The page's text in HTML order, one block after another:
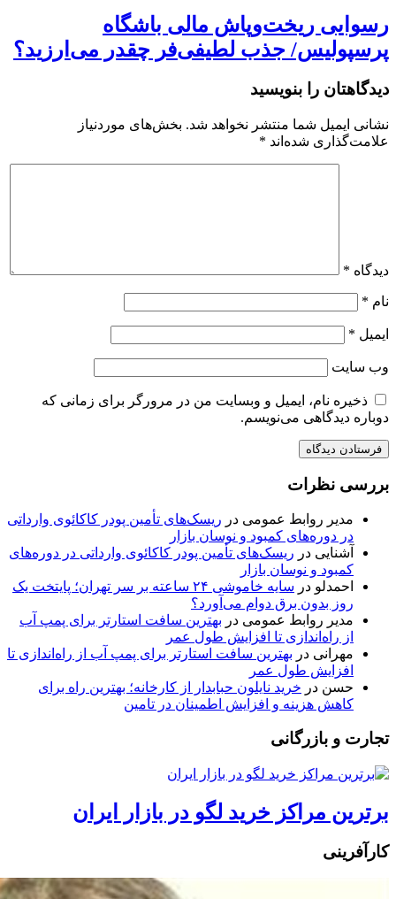
رسوایی ریخت‌وپاش مالی باشگاه
پرسپولیس/ جذب لطیفی‌فر چقدر می‌ارزید؟
دیدگاهتان را بنویسید
نشانی ایمیل شما منتشر نخواهد شد. بخش‌های موردنیاز
علامت‌گذاری شده‌اند *
دیدگاه *
نام *
ایمیل *
وب‌ سایت
ذخیره نام، ایمیل و وبسایت من در مرورگر برای زمانی که
دوباره دیدگاهی می‌نویسم.
بررسی نظرات
مدیر روابط عمومی در ریسک‌های تأمین پودر کاکائوی وارداتی
در دوره‌های کمبود و نوسان بازار
آشنایی در ریسک‌های تأمین پودر کاکائوی وارداتی در دوره‌های
کمبود و نوسان بازار
احمدلو در
سایه خاموشی ۲۴ ساعته بر سر تهران؛ پایتخت یک
روز بدون برق دوام می‌آورد؟
مدیر روابط عمومی در بهترین سافت استارتر برای پمپ آب
از راه‌اندازی تا افزایش طول عمر
مهرانی در بهترین سافت استارتر برای پمپ آب از راه‌اندازی تا
افزایش طول عمر
حسن در خرید نایلون حبابدار از کارخانه؛ بهترین راه برای
کاهش هزینه و افزایش اطمینان در تامین
تجارت و بازرگانی
برترین مراکز خرید لگو در بازار ایران
کارآفرینی